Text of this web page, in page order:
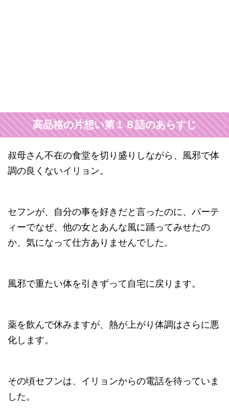
高品格の片想い第１８話のあらすじ
叔母さん不在の食堂を切り盛りしながら、風邪で体
調の良くないイリョン。
セフンが、自分の事を好きだと言ったのに、パーテ
ィーでなぜ、他の女とあんな風に踊ってみせたの
か、気になって仕方ありませんでした。
風邪で重たい体を引きずって自宅に戻ります。
薬を飲んで休みますが、熱が上がり体調はさらに悪
化します。
その頃セフンは、イリョンからの電話を待っていま
した。